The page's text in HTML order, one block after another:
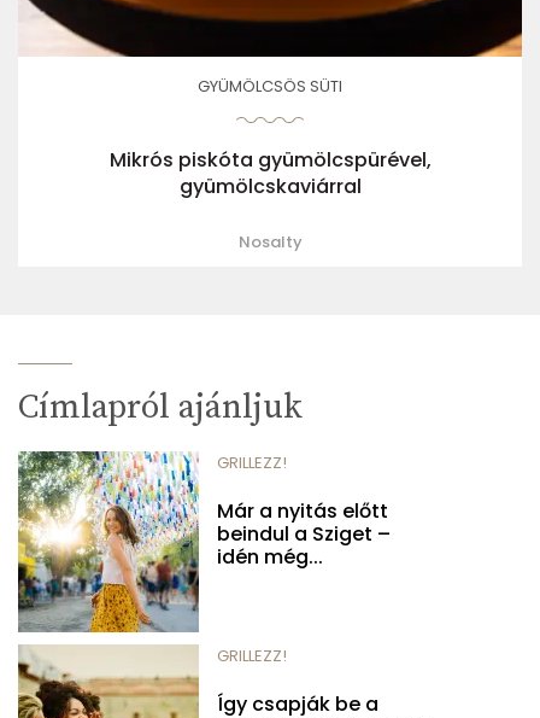
GYÜMÖLCSÖS SÜTI
Mikrós piskóta gyümölcspürével,
gyümölcskaviárral
Nosalty
Címlapról ajánljuk
GRILLEZZ!
Már a nyitás előtt
beindul a Sziget –
idén még...
GRILLEZZ!
Így csapják be a